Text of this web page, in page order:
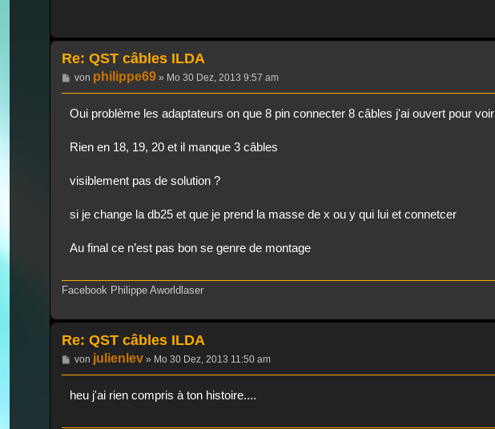
Re: QST câbles ILDA
Beitrag
von philippe69» Mo 30 Dez, 2013 9:57 am
Oui problème les adaptateurs on que 8 pin connecter 8 câbles j'ai ouvert pour voir
Rien en 18, 19, 20 et il manque 3 câbles
visiblement pas de solution ?
si je change la db25 et que je prend la masse de x ou y qui lui et connetcer
Au final ce n’est pas bon se genre de montage
Facebook Philippe Aworldlaser
Re: QST câbles ILDA
Beitrag
von julienlev» Mo 30 Dez, 2013 11:50 am
heu j'ai rien compris à ton histoire....